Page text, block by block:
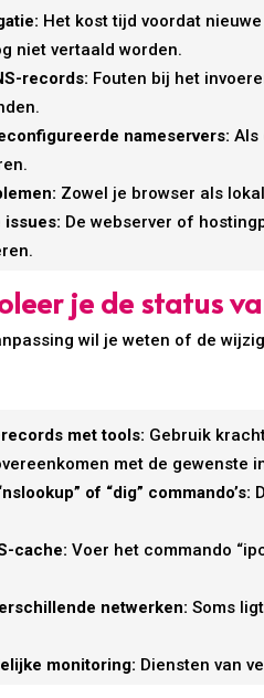
Het kost tijd voordat
niet vertaald worden.
records: Fouten bij het
nameservers: Als
Zowel je browser als
issues: De webserver of
je de status
wil je weten of de
met tools: Gebruik
met de gewenste
of “dig” commando’s:
cache: Voer het commando
netwerken: Soms
monitoring: Diensten van